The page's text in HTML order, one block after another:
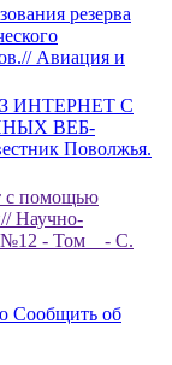
резерва
Авиация и
ИНТЕРНЕТ С
ВЕБ-
Поволжья.
с помощью
Научно-
№12 - Том _ - С.
Сообщить об